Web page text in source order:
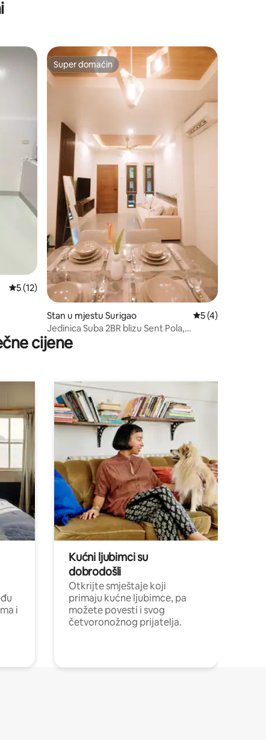
prosječna ocjena 5 od 5, recenzija: 12
5 (12)
Super domaćin
Super domaćin
Stan u mjestu Surigao prosječna ocjena
5 (4)
Jedinica Suba 2BR blizu Sent Pola,
terminala i aerodroma
cijene
i
Kućni ljubimci su
dobrodošli
Otkrijte smještaje koji
primaju kućne ljubimce, pa
možete povesti i svog
četvoronožnog prijatelja.